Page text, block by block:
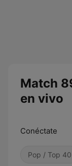
Match
en vivo
Conéctate
Pop / Top 40